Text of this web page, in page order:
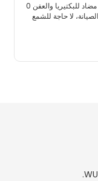
مقاومة ممتازة للتآكل، مقاومة للتآكل من الدرجة T مضاد للبكتيريا والعفن 0
لا حاجة للشمع